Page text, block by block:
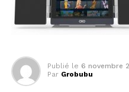
Publié le 6 novembre
Par Grobubu